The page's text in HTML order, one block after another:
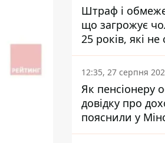
Штраф і
що загрожує
25 років, які не
військовий
12:35, 27 серпня
Як пенсіонеру
довідку про